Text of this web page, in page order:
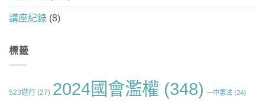
講座紀錄 (8)
標籤
523遊行 (27) 2024國會濫權 (348) 一中憲法 (24)